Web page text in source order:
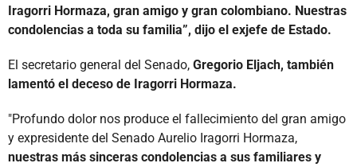
Iragorri Hormaza, gran amigo y gran colombiano. Nuestras
condolencias a toda su familia”, dijo el exjefe de Estado.
El secretario general del Senado, Gregorio Eljach, también
lamentó el deceso de Iragorri Hormaza.
"Profundo dolor nos produce el fallecimiento del gran amigo
y expresidente del Senado Aurelio Iragorri Hormaza,
nuestras más sinceras condolencias a sus familiares y